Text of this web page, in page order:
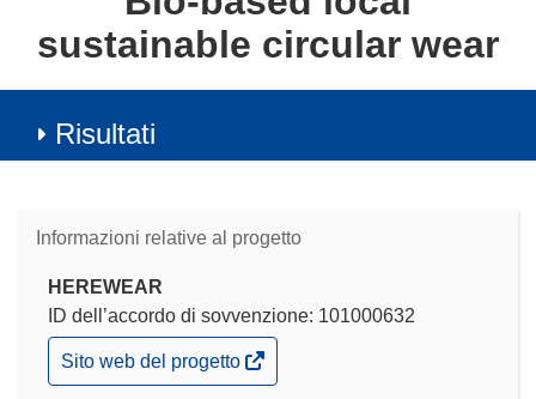
sustainable circular wear
Risultati
Informazioni relative al progetto
HEREWEAR
ID dell’accordo di sovvenzione: 101000632
(si
apre
Sito web del progetto